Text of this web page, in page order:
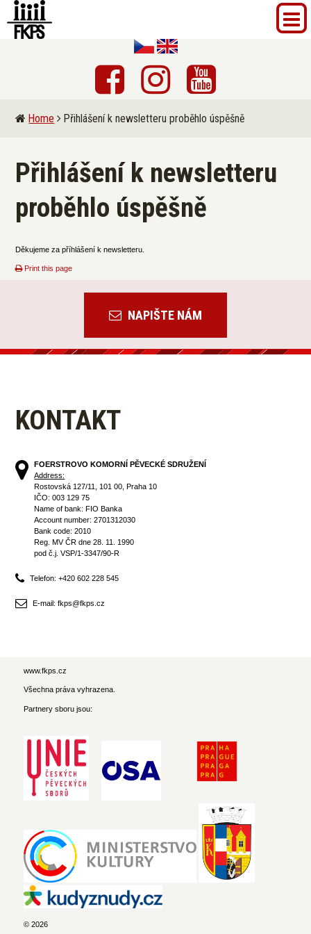
Home Přihlášení k newsletteru proběhlo úspěšně
Přihlášení k newsletteru
proběhlo úspěšně
Děkujeme za příhlášení k newsletteru.
Print this page
NAPIŠTE NÁM
KONTAKT
FOERSTROVO KOMORNÍ PĚVECKÉ SDRUŽENÍ
Address:
Rostovská 127/11, 101 00, Praha 10
IČO: 003 129 75
Name of bank: FIO Banka
Account number: 2701312030
Bank code: 2010
Reg. MV ČR dne 28. 11. 1990
pod č.j. VSP/1-3347/90-R
Telefon: +420 602 228 545
E-mail: fkps@fkps.cz
www.fkps.cz
Všechna práva vyhrazena.
Partnery sboru jsou:
© 2026